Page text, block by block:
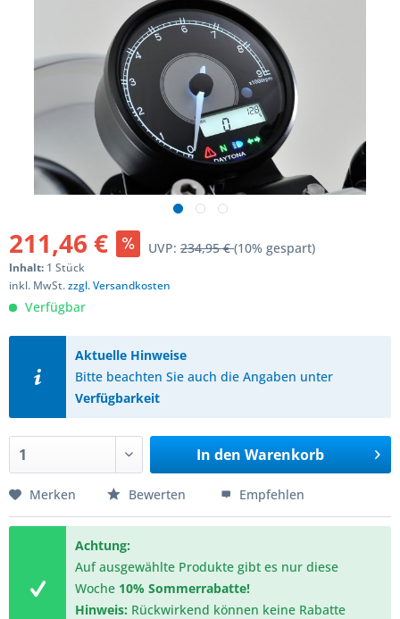
211,46 € UVP: 234,95 €(10% gespart)
Inhalt: 1 Stück
inkl. MwSt.zzgl. Versandkosten
Verfügbar
Aktuelle Hinweise
Bitte beachten Sie auch die Angaben unter
Verfügbarkeit
In den Warenkorb
Merken Bewerten Empfehlen
Achtung:
Auf ausgewählte Produkte gibt es nur diese
Woche 10% Sommerrabatte!
Hinweis: Rückwirkend können keine Rabatte